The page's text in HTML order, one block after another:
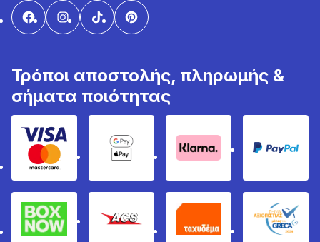
Τρόποι αποστολής, πληρωμής &
σήματα ποιότητας
Visa & MastercardGoogle Pay & Apple Pay
Klarna PayPal
Box Now ACS Ταχυδέμα